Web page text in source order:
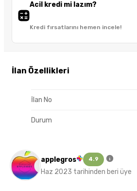
Acil kredi mi lazım?
Kredi fırsatlarını hemen incele!
İlan Özellikleri
İlan No
Durum
applegros 4.9
Haz 2023 tarihinden beri üye